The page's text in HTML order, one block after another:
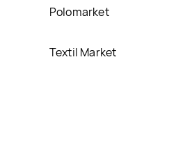
Polomarket
Textil Market